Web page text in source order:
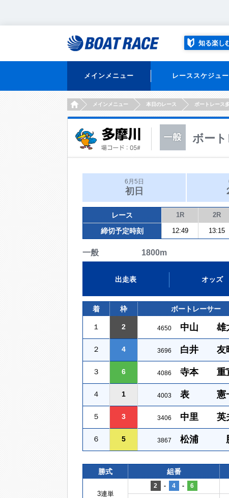
知る楽し
メインメニュー レーススケジュ
HOMEメインメニュー 本日のレース ボートレース
ボー
6月5日
初日
レース 1R 2R
締切予定時刻 12:49 13:15
一般 1800m
出走表 オッズ
着 枠 ボートレーサー
１ 2 4650 中山 雄
２ 4 3696 白井 友
３ 6 4086 寺本 重
４ 1 4003 表 憲
５ 3 3406 中里 英
６ 5 3867 松浦
勝式 組番
3連単
2 - 4 - 6